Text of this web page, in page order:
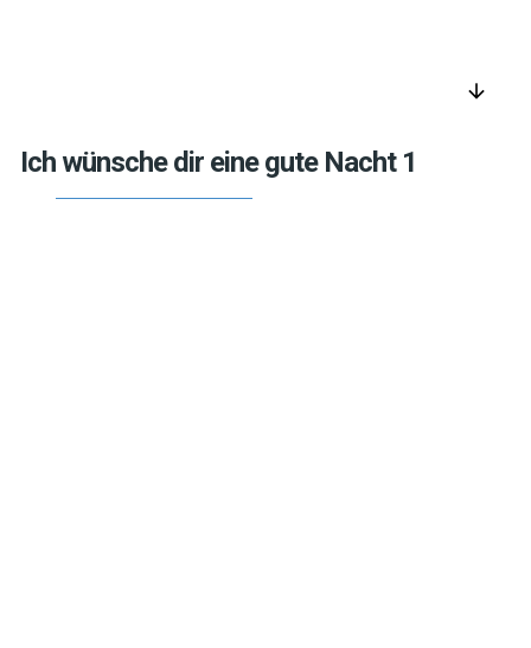
arrow_downward
Ich wünsche dir eine gute Nacht 1